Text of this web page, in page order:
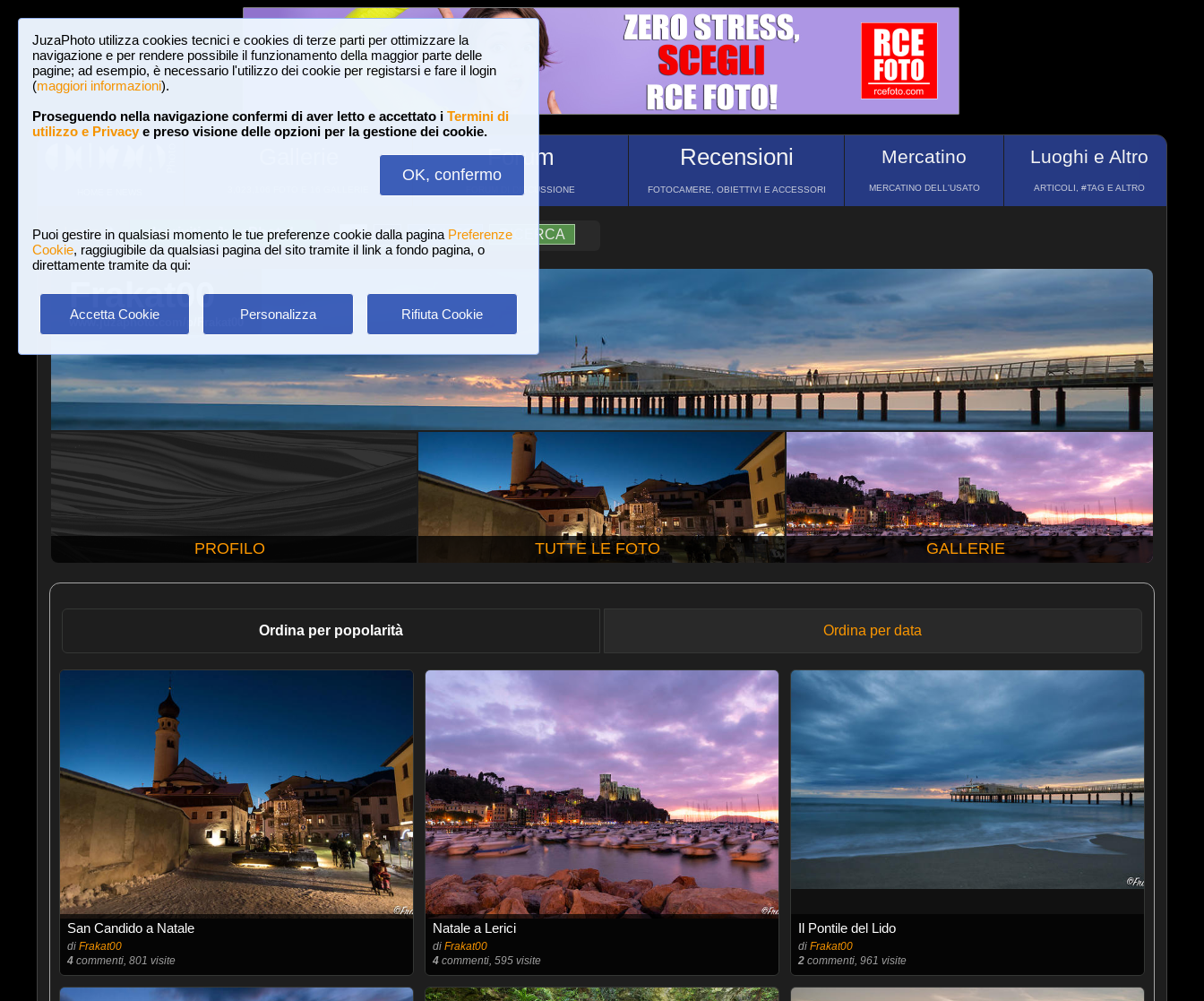
JuzaPhoto utilizza cookies tecnici e cookies di terze parti per ottimizzare la
navigazione e per rendere possibile il funzionamento della maggior parte delle
pagine; ad esempio, è necessario l'utilizzo dei cookie per registarsi e fare il login
(maggiori informazioni).
Proseguendo nella navigazione confermi di aver letto e accettato i Termini di
utilizzo e Privacye preso visione delle opzioni per la gestione dei cookie.
OK, confermo
Puoi gestire in qualsiasi momento le tue preferenze cookie dalla pagina Preferenze
Cookie, raggiugibile da qualsiasi pagina del sito tramite il link a fondo pagina, o
direttamente tramite da qui:
Accetta Cookie Personalizza Rifiuta Cookie
Forum
FORUM DI DISCUSSIONE
Recensioni
FOTOCAMERE, OBIETTIVI E ACCESSORI
Mercatino
MERCATINO DELL'USATO
Luoghi e Altro
ARTICOLI, #TAG E ALTRO
Login Iscriviti a JuzaPhoto! A A ?AIUTO RICERCA
Frakat00
www.juzaphoto.com/p/Frakat00
PROFILO TUTTE LE FOTO GALLERIE
Ordina per popolarità Ordina per data
San Candido a Natale
di Frakat00
4commenti, 801 visite
Natale a Lerici
di Frakat00
4commenti, 595 visite
Il Pontile del Lido
diFrakat00
2 commenti, 961 visite